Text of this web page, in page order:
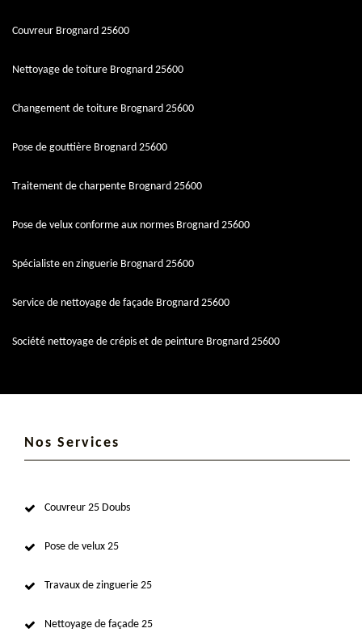
Couvreur Brognard 25600
Nettoyage de toiture Brognard 25600
Changement de toiture Brognard 25600
Pose de gouttière Brognard 25600
Traitement de charpente Brognard 25600
Pose de velux conforme aux normes Brognard 25600
Spécialiste en zinguerie Brognard 25600
Service de nettoyage de façade Brognard 25600
Société nettoyage de crépis et de peinture Brognard 25600
Nos Services
Couvreur 25 Doubs
Pose de velux 25
Travaux de zinguerie 25
Nettoyage de façade 25